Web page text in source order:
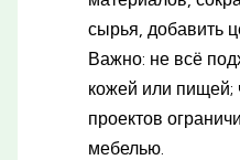
сырья, добавить
Важно: не всё
кожей или пищей;
проектов
мебелью.